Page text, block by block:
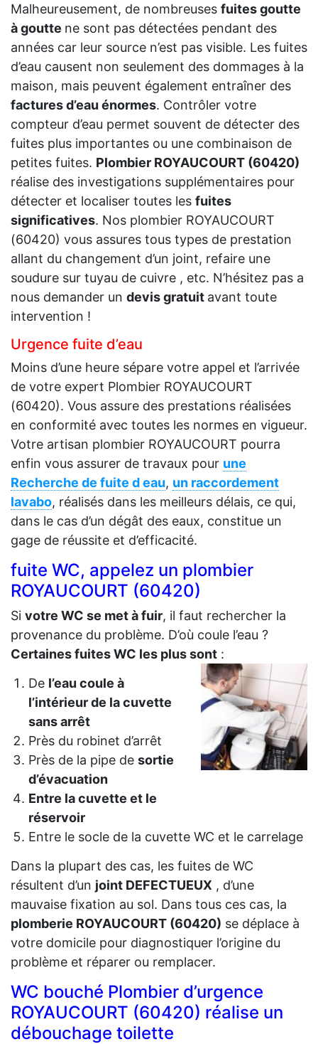
Malheureusement, de nombreuses fuites goutte
à goutte ne sont pas détectées pendant des
années car leur source n’est pas visible. Les fuites
d’eau causent non seulement des dommages à la
maison, mais peuvent également entraîner des
factures d’eau énormes. Contrôler votre
compteur d’eau permet souvent de détecter des
fuites plus importantes ou une combinaison de
petites fuites. Plombier ROYAUCOURT (60420)
réalise des investigations supplémentaires pour
détecter et localiser toutes les fuites
significatives. Nos plombier ROYAUCOURT
(60420) vous assures tous types de prestation
allant du changement d’un joint, refaire une
soudure sur tuyau de cuivre , etc. N’hésitez pas a
nous demander un devis gratuit avant toute
intervention !
Urgence fuite d’eau
Moins d’une heure sépare votre appel et l’arrivée
de votre expert Plombier ROYAUCOURT
(60420). Vous assure des prestations réalisées
en conformité avec toutes les normes en vigueur.
Votre artisan plombier ROYAUCOURT pourra
enfin vous assurer de travaux pour une
Recherche de fuite d eau, un raccordement
lavabo, réalisés dans les meilleurs délais, ce qui,
dans le cas d’un dégât des eaux, constitue un
gage de réussite et d’efficacité.
fuite WC, appelez un plombier
ROYAUCOURT (60420)
Si votre WC se met à fuir, il faut rechercher la
provenance du problème. D’où coule l’eau ?
Certaines fuites WC les plus sont :
De l’eau coule à
l’intérieur de la cuvette
sans arrêt
Près du robinet d’arrêt
Près de la pipe de sortie
d’évacuation
Entre la cuvette et le
réservoir
Entre le socle de la cuvette WC et le carrelage
Dans la plupart des cas, les fuites de WC
résultent d’un joint DEFECTUEUX , d’une
mauvaise fixation au sol. Dans tous ces cas, la
plomberie ROYAUCOURT (60420) se déplace à
votre domicile pour diagnostiquer l’origine du
problème et réparer ou remplacer.
WC bouché Plombier d’urgence
ROYAUCOURT (60420) réalise un
débouchage toilette